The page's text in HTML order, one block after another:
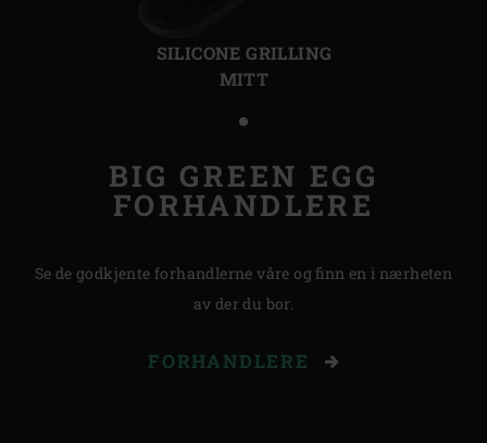
SILICONE GRILLING
MITT
BIG GREEN EGG
FORHANDLERE
Se de godkjente forhandlerne våre og finn en i nærheten
av der du bor.
FORHANDLERE